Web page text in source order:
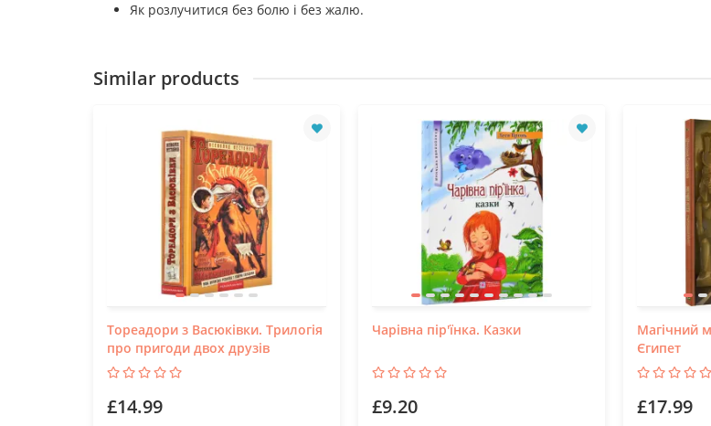
Як розлучитися без болю і без жалю.
Similar products
Тореадори з Васюківки. Трилогія
про пригоди двох друзів
£14.99
Чарівна пір'їнка. Казки
£9.20
Магічний
Єгипет
£17.99